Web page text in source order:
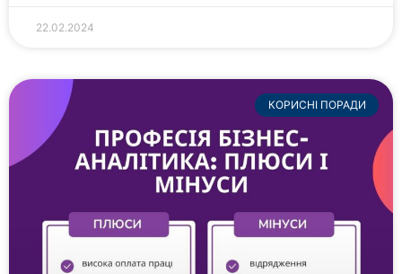
22.02.2024
КОРИСНІ ПОРАДИ